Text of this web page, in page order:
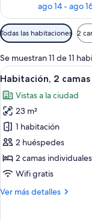
ago 14 - ago
Filtros
disponibles
para
las
habitaciones
Todas las habitaciones 2
Se muestran 11 de 11
Abrir
todas
las
fotos
de
Habitación,
2
camas
individuales,
vistas
12
Habitación, 2
Vistas a la ciudad
23 m²
1 habitación
2 huéspedes
2 camas individuales
Wifi gratis
Ver más detalles
Más